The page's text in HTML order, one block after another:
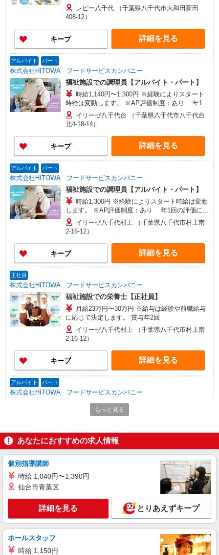
により時給を見直します。 ※アルバイト賞与（寸
志）：あり 年2回。勤続年数により金額UP。
レビー八千代 （千葉県八千代市大和田新田
408-12）
キープ 詳細を見る
アルバイト パート
株式会社HITOWA フードサービスカンパニー
福祉施設での調理員【アルバイト・パート】
時給1,140円〜1,300円 ※経験によりスタート
時給は変動します。 ※AP評価制度：あり 年1回
の評価により時給を見直します。 ※アルバイト賞
与（寸志）：あり 年2回。勤続年数により金額
UP。
イリーゼ八千代台 （千葉県八千代市八千代台
北4-18-14）
キープ 詳細を見る
アルバイト パート
株式会社HITOWA フードサービスカンパニー
福祉施設での調理員【アルバイト・パート】
時給1,300円 ※経験によりスタート時給は変動
します。 ※AP評価制度：あり 年1回の評価によ
り時給を見直します。 ※アルバイト賞与（寸
志）：あり 年2回。勤続年数により金額UP。
イリーゼ八千代村上 （千葉県八千代市村上南
2-16-12）
キープ 詳細を見る
正社員
株式会社HITOWA フードサービスカンパニー
福祉施設での栄養士【正社員】
月給23万円〜30万円 ※給与は経験や前職給与
に応じて決定します。 賞与年2回
イリーゼ八千代村上 （千葉県八千代市村上南
2-16-12）
キープ 詳細を見る
アルバイト パート
株式会社HITOWA フードサービスカンパニー
福祉施設での調理補助【アルバイト・パート】
時給1,150円 ※経験によりスタート時給は変動
り時給を見直します。 ※アルバイト賞与（寸
志）：あり 年2回。勤続年数により金額UP。
イリーゼ八千代緑が丘 （千葉県八千代市大和
田新田字仲木戸前1164-58）
詳細を見る
アルバイト パート
株式会社HITOWA フードサービスカンパニー
福祉施設での調理補助【アルバイト・パート】
時給1,150円 ※経験によりスタート時給は変動
り時給を見直します。 ※アルバイト賞与（寸
志）：あり 年2回。勤続年数により金額UP。
イリーゼ八千代村上 （千葉県八千代市村上南
もっと見る
あなたにおすすめの求人情報
個別指導講師
時給 1,040円〜1,390円
仙台市青葉区
詳細を見る とりあえずキープ
ホールスタッフ
時給 1,150円